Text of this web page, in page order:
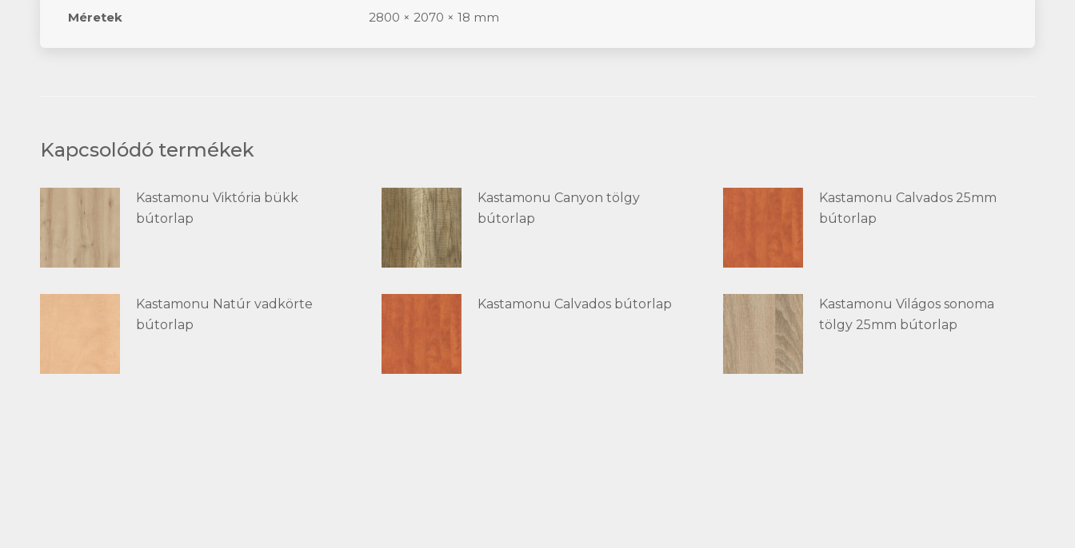
Méretek 2800 × 2070 × 18 mm
Kapcsolódó termékek
Kastamonu Viktória bükk
bútorlap
Kastamonu Canyon tölgy
bútorlap
Kastamonu Calvados 25mm
bútorlap
Kastamonu Natúr vadkörte
bútorlap
Kastamonu Calvados bútorlap
Kastamonu Világos sonoma
tölgy 25mm bútorlap